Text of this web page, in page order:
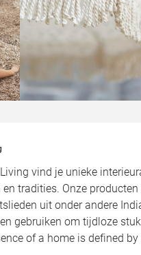
vind je unieke
en tradities. Onze
uit onder andere
gebruiken om tijdloze
of a home is defined